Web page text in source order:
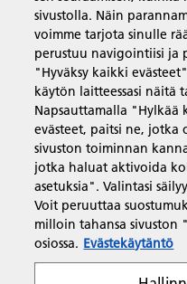
Tuotteet ja
Tuki ja
Resurssit
Seuraa meitä
sivustolla. Näin
voimme tarjota sinulle
perustuu navigointiisi ja
"Hyväksy kaikki
käytön laitteessasi näitä
Napsauttamalla
evästeet, paitsi ne, jotka
sivuston toiminnan
jotka haluat aktivoida
asetuksia". Valintasi
Voit peruuttaa
milloin tahansa sivuston
osiossa. Evästekäytäntö